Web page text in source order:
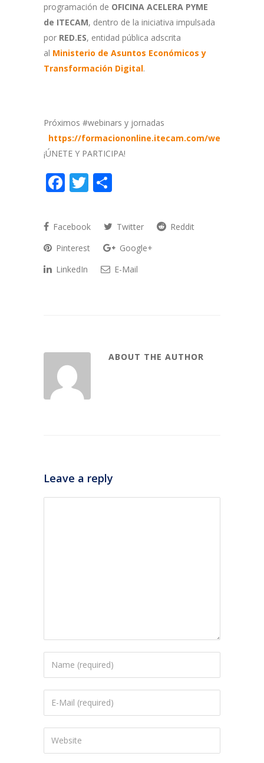
programación de OFICINA ACELERA PYME
de ITECAM, dentro de la iniciativa impulsada
por RED.ES, entidad pública adscrita
al Ministerio de Asuntos Económicos y
Transformación Digital.
Próximos #webinars y jornadas
https://formaciononline.itecam.com/webinars/
¡ÚNETE Y PARTICIPA!
Facebook
Twitter
Facebook Twitter
Reddit
Pinterest
Google+
LinkedIn
E-Mail
ABOUT THE AUTHOR
Leave a reply